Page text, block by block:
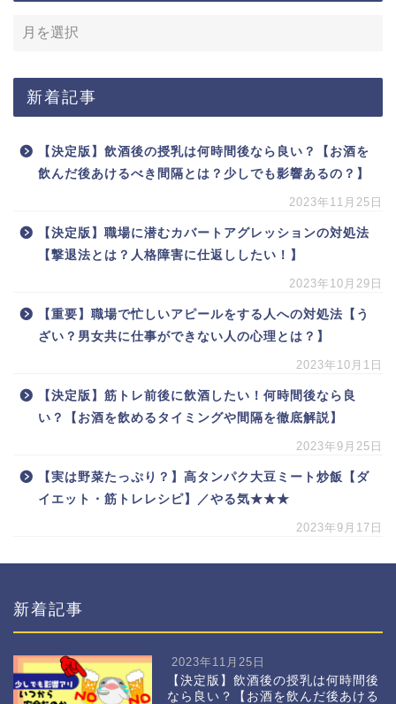
新着記事
【決定版】飲酒後の授乳は何時間後なら良い？【お酒を
飲んだ後あけるべき間隔とは？少しでも影響あるの？】
2023年11月25日
【決定版】職場に潜むカバートアグレッションの対処法
【撃退法とは？人格障害に仕返ししたい！】
2023年10月29日
【重要】職場で忙しいアピールをする人への対処法【う
ざい？男女共に仕事ができない人の心理とは？】
2023年10月1日
【決定版】筋トレ前後に飲酒したい！何時間後なら良
い？【お酒を飲めるタイミングや間隔を徹底解説】
2023年9月25日
【実は野菜たっぷり？】高タンパク大豆ミート炒飯【ダ
イエット・筋トレレシピ】／やる気★★★
2023年9月17日
新着記事
2023年11月25日
【決定版】飲酒後の授乳は何時間後
なら良い？【お酒を飲んだ後あける